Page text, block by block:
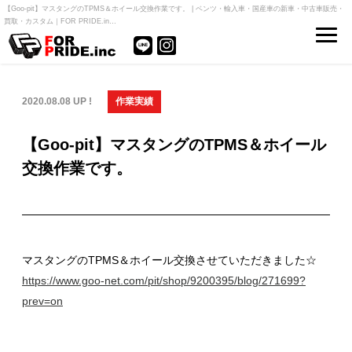
【Goo-pit】マスタングのTPMS＆ホイール交換作業です。 | ベンツ・輸入車・国産車の新車・中古車販売・
買取・カスタム｜FOR PRIDE.in…
2020.08.08 UP ! 作業実績
【Goo-pit】マスタングのTPMS＆ホイール
交換作業です。
マスタングのTPMS＆ホイール交換させていただきました☆
https://www.goo-net.com/pit/shop/9200395/blog/271699?
prev=on